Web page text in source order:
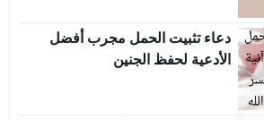
دعاء تثبيت الحمل مجرب أفضل
الأدعية لحفظ الجنين